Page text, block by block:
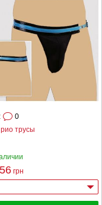
трусы
0
грн